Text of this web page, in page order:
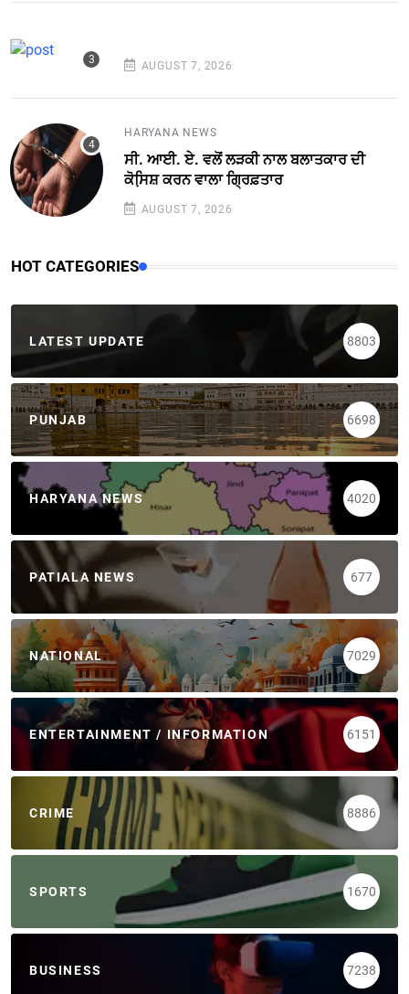
AUGUST 7, 2026
HARYANA NEWS
ਸੀ. ਆਈ. ਏ. ਵਲੋਂ ਲੜਕੀ ਨਾਲ ਬਲਾਤਕਾਰ ਦੀ
ਕੋਸਿ਼ਸ਼ ਕਰਨ ਵਾਲਾ ਗ੍ਰਿਫ਼ਤਾਰ
AUGUST 7, 2026
HOT CATEGORIES
LATEST UPDATE 8803
PUNJAB 6698
HARYANA NEWS 4020
PATIALA NEWS 677
NATIONAL 7029
ENTERTAINMENT / INFORMATION 6151
CRIME 8886
SPORTS 1670
BUSINESS 7238